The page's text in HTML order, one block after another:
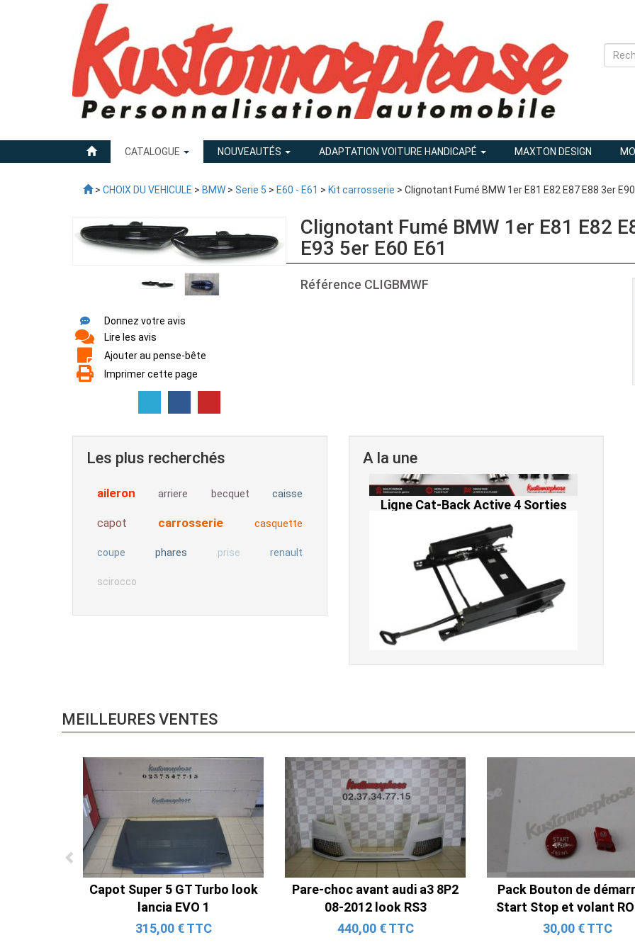
CATALOGUE NOUVEAUTÉS ADAPTATION VOITURE HANDICAPÉ MAXTON DESIGN
> CHOIX DU VEHICULE > BMW > Serie 5 > E60 - E61 > Kit carrosserie > Clignotant Fumé BMW 1er E81 E82 E87 E88 3er
Donnez votre avis
Lire les avis
Ajouter au pense-bête
Imprimer cette page
Clignotant Fumé BMW 1er E81 E82
E93 5er E60 E61
Référence CLIGBMWF
Les plus recherchés
aileron arriere becquet caisse
capot carrosserie casquette
coupe phares prise renault
scirocco
A la une
Ligne Cat-Back Active 4 Sorties
avec Tube en H pour Ford Mustang
GT & V6 (2015-2023)
Console de siège gauche pour
BMW Série 3 E46 (hors Cabriolet et
CSL) et BMW X3 E83 (2004-2010)
MEILLEURES VENTES
Capot Super 5 GT Turbo look
lancia EVO 1
315,00 € TTC
Pare-choc avant audi a3 8P2
08-2012 look RS3
440,00 € TTC
Pack Bouton de
Start Stop et volant
30,00 € TTC